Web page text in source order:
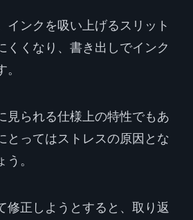
インクを吸い上げるスリット
くくなり、書き出しでインク
見られる仕様上の特性でもあ
とってはストレスの原因とな
。
修正しようとすると、取り返